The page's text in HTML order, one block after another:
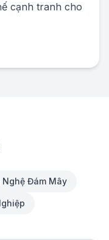
cạnh tranh cho
Nghệ Đám Mây